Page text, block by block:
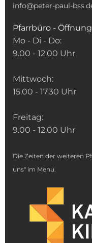
info@peter-paul-
Pfarrbüro -
Mo - Di - Do:
9.00 - 12.00 Uhr
Mittwoch:
15.00 - 17.30 Uhr
Freitag:
9.00 - 12.00 Uhr
Die Zeiten der weiteren
uns" im Menu.